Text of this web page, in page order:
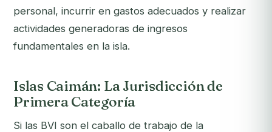
personal, incurrir en gastos adecuados y realizar
actividades generadoras de ingresos
fundamentales en la isla.
Islas Caimán: La Jurisdicción de
Primera Categoría
Si las BVI son el caballo de trabajo de la